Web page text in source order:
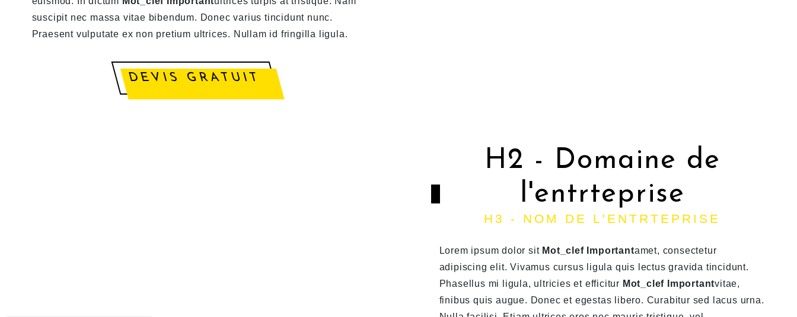
suscipit nec massa vitae bibendum. Donec varius tincidunt nunc.
Praesent vulputate ex non pretium ultrices. Nullam id fringilla ligula.
DEVIS GRATUIT
H2 - Domaine de
l'entrteprise
H3 - NOM DE L'ENTRTEPRISE
Lorem ipsum dolor sit Mot_clef Importantamet, consectetur
adipiscing elit. Vivamus cursus ligula quis lectus gravida tincidunt.
Phasellus mi ligula, ultricies et efficitur Mot_clef Importantvitae,
finibus quis augue. Donec et egestas libero. Curabitur sed lacus urna.